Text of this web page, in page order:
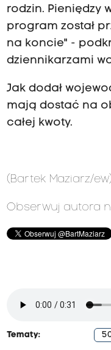
rodzin. Pieniędzy
program został
na koncie" -
dziennikarzami
Jak dodał
mają dostać na
całej kwoty.
(Bartek Maziarz/
Obserwuj autora
Tematy: